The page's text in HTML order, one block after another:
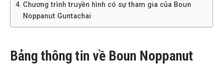
Chương trình truyền hình có sự tham gia của Boun
Noppanut Guntachai
Bảng thông tin về Boun Noppanut